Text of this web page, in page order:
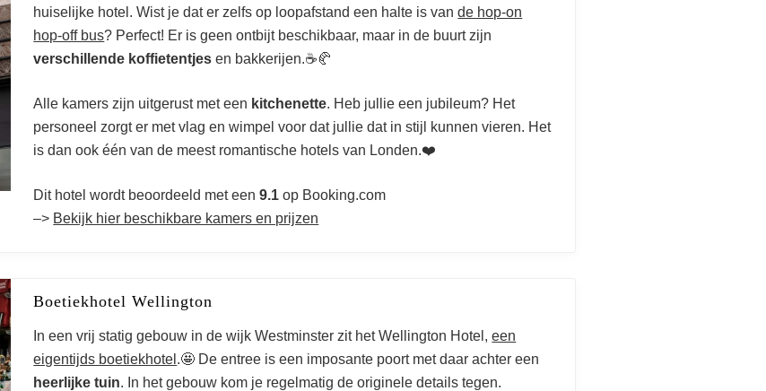
Hotels in de wijk
Westminster
huiselijke hotel. Wist je dat er zelfs op loopafstand een halte is vande hop-on
hop-off bus? Perfect! Er is geen ontbijt beschikbaar, maar in de buurt zijn
verschillende koffietentjes en bakkerijen.☕🥐
Alle kamers zijn uitgerust met een kitchenette. Heb jullie een jubileum? Het
personeel zorgt er met vlag en wimpel voor dat jullie dat in stijl kunnen vieren. Het
is dan ook één van de meest romantische hotels van Londen.❤️
Dit hotel wordt beoordeeld met een9.1 op Booking.com
–> Bekijk hier beschikbare kamers en prijzen
Boetiekhotel Wellington
In een vrij statig gebouw in de wijk Westminster zit het Wellington Hotel,een
eigentijds boetiekhotel .🤩 De entree is een imposante poort met daar achter een
heerlijke tuin. In het gebouw kom je regelmatig de originele details tegen.